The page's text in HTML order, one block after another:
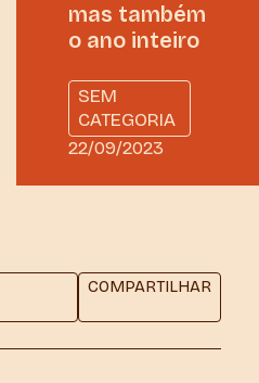
mas também
o ano inteiro
SEM
CATEGORIA
22/09/2023
COMPARTILHAR